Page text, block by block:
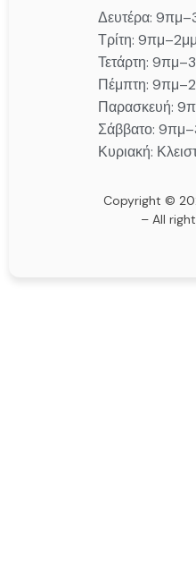
Δευτέρα:
Τρίτη:
Τετάρτη:
Πέμπτη:
Παρασκευή:
Σάββατο:
Κυριακή:
Copyright ©
– All